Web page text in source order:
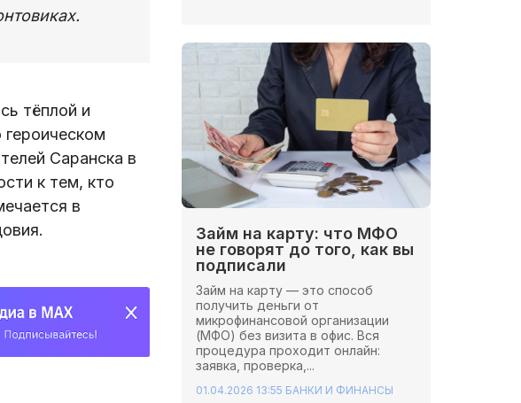
тёплой и
Саранска в
к тем, кто
в
Займ на карту: что МФО
не говорят до того, как вы
подписали
Займ на карту — это способ
получить деньги от
микрофинансовой организации
(МФО) без визита в офис. Вся
процедура проходит онлайн:
заявка, проверка,...
01.04.2026 13:55 БАНКИ И ФИНАНСЫ